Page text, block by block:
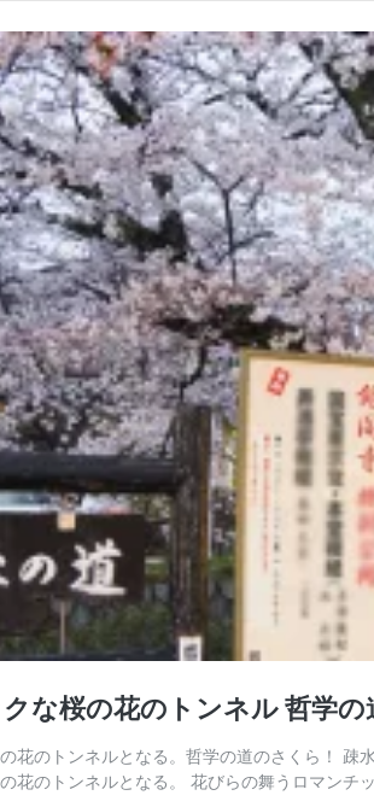
な桜の花のトンネル 哲学の
花のトンネルとなる。哲学の道のさくら！
花のトンネルとなる。 花びらの舞うロマンチ